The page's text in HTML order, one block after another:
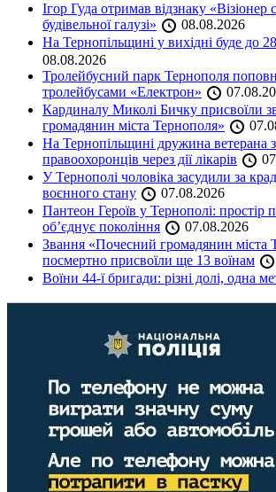
Ігор Гуда отримав відзнаку «Візіонер
будівельної галузі»
08.08.2026
На Тернопільщині у вихідні буде до
08.08.2026
Тролейбусний парк Тернополя
тролейбусами «Електрон»
Кардиналу Миколі Бичку присвоїли
громадянин міста Тернополя»
На Тернопільщині дружина ветерана
правоохоронців через дії лікарів
У Тернополі чоловіка засудили за
воєнного стану
07.08.2026
Пантеон Героїв у Тернополі: простір
об’єднує покоління
07.08.2026
Звання «Почесний громадянин міста
посмертно присвоїли ще 13 воїнам
Воїни 44-ї бригади: різні долі, одна